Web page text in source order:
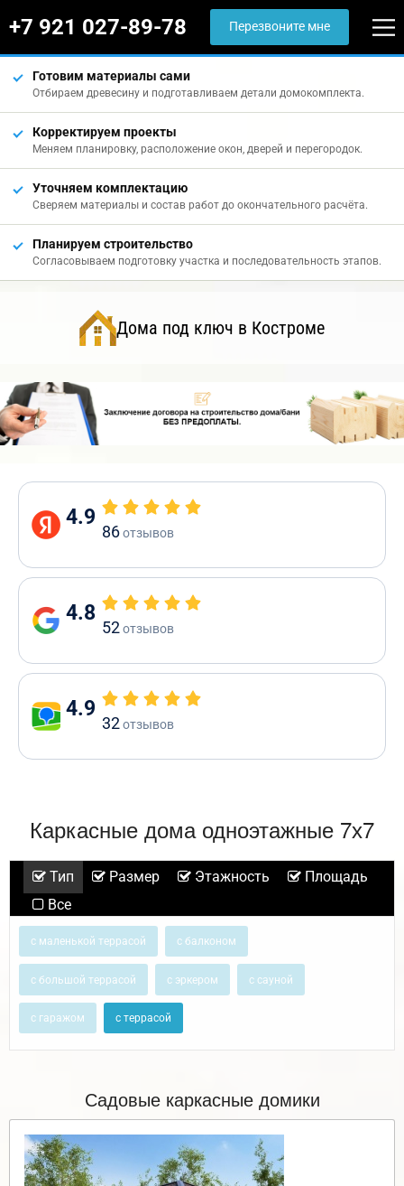
+7 921 027-89-78 Перезвоните мне
Готовим материалы сами
Отбираем древесину и подготавливаем детали домокомплекта.
Корректируем проекты
Меняем планировку, расположение окон, дверей и перегородок.
Уточняем комплектацию
Сверяем материалы и состав работ до окончательного расчёта.
Планируем строительство
Согласовываем подготовку участка и последовательность этапов.
Дома под ключ в Костроме
4.9
86отзывов
4.8
52отзывов
4.9
32отзывов
Каркасные дома одноэтажные 7х7
Тип Размер Этажность
Площадь
Все
с маленькой террасой с балконом
с большой террасой с эркером с сауной
с гаражом с террасой
Садовые каркасные домики